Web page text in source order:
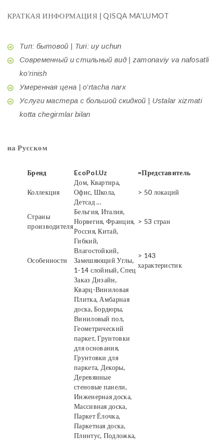
КРАТКАЯ ИНФОРМАЦИЯ | QISQA MA'LUMOT
Тип: бытовой | Turi: uy uchun
Современный и стильный вид | zamonaviy va nafosatli
ko'rinish
Умеренная цена | o'rtacha narx
Услуги мастера с большой скидкой | Ustalar xizmati
kotta chegirmlar bilan
на Русском
Бренд EcoPol.Uz =Представитель
Коллекция
Дом, Квартира,
Офис, Школа,
Детсад ...
> 50 локаций
Страны
производителя
Бельгия, Италия,
Норвегия, Франция,
Россия, Китай,
> 53 стран
Особенности
Гибкий,
Влагостойкий,
Замешяющий Углы,
1-14 слойный, Спец
Заказ Дизайн,
> 143
характеристик
Кварц-Виниловая
Плитка, Амбарная
доска, Бордюры,
Виниловый пол,
Геометрический
паркет, Грунтовки
для основания,
Грунтовки для
паркета, Декоры,
Деревянные
стеновые панели,
Инженерная доска,
Массивная доска,
Паркет Ёлочка,
Паркетная доска,
Плинтус, Подложка,